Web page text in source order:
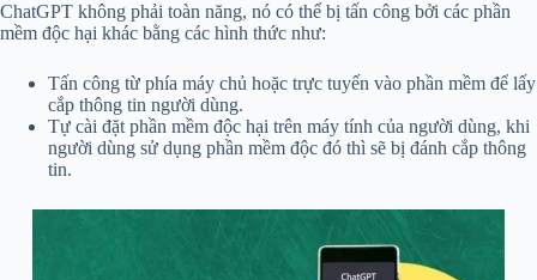
ChatGPT không phải toàn năng, nó có thể bị tấn công bởi các phần
mềm độc hại khác bằng các hình thức như:
Tấn công từ phía máy chủ hoặc trực tuyến vào phần mềm để lấy
cắp thông tin người dùng.
Tự cài đặt phần mềm độc hại trên máy tính của người dùng, khi
người dùng sử dụng phần mềm độc đó thì sẽ bị đánh cắp thông
tin.